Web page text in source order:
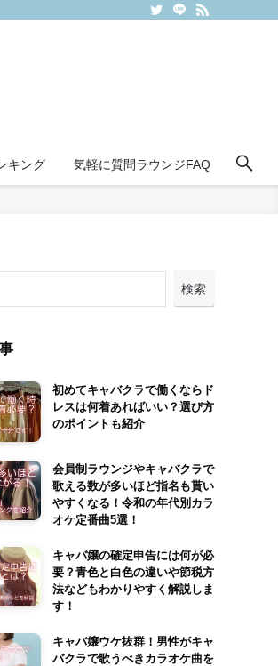
キング 気軽に質問ラウンジFAQ
検索
初めてキャバクラで働くならド
レスは何着あればいい？選び方
のポイントも紹介
会員制ラウンジやキャバクラで
歌える数が多いほど指名も貰い
やすくなる！令和の年代別カラ
オケ定番曲5選！
キャバ嬢の確定申告には何が必
要？青色と白色の違いや節税方
法などもわかりやすく解説しま
す！
キャバ嬢ウケ抜群！男性がキャ
バクラで歌うべきカラオケ曲を